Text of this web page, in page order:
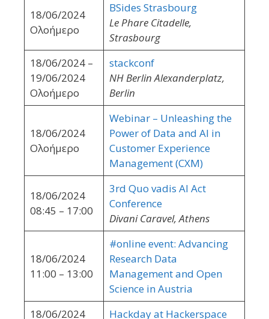
18/06/2024
Ολοήμερο
BSides Strasbourg
Le Phare Citadelle,
Strasbourg
18/06/2024 –
19/06/2024
Ολοήμερο
stackconf
NH Berlin Alexanderplatz,
Berlin
18/06/2024
Ολοήμερο
Webinar – Unleashing the
Power of Data and AI in
Customer Experience
Management (CXM)
18/06/2024
08:45 – 17:00
3rd Quo vadis AI Act
Conference
Divani Caravel, Athens
18/06/2024
11:00 – 13:00
#online event: Advancing
Research Data
Management and Open
Science in Austria
18/06/2024
Hackday at Hackerspace